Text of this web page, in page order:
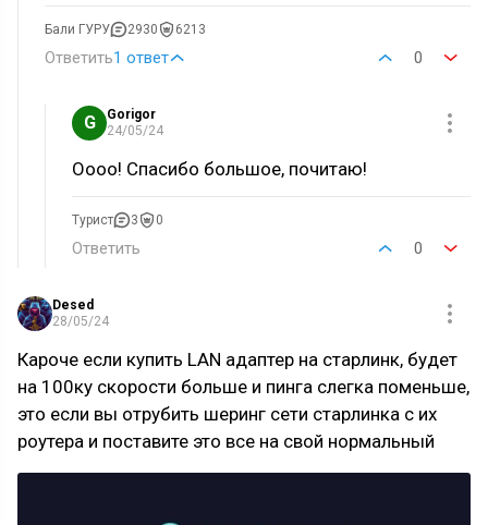
Бали ГУРУ 2930 6213
Ответить1 ответ 0
G
Gorigor
24/05/24
Оооо! Спасибо большое, почитаю!
Турист 3 0
Ответить 0
Desed
28/05/24
Кароче если купить LAN адаптер на старлинк, будет
на 100ку скорости больше и пинга слегка поменьше,
это если вы отрубить шеринг сети старлинка с их
роутера и поставите это все на свой нормальный